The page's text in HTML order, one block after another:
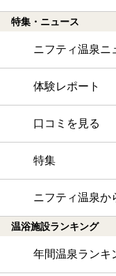
特集・ニュース
ニフティ温泉ニ
体験レポート
口コミを見る
特集
ニフティ温泉か
温浴施設ランキング
年間温泉ランキ